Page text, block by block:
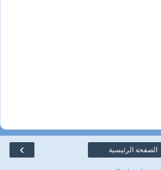
› الصفحة الرئيسية